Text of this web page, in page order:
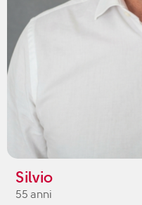
Silvio
55 anni